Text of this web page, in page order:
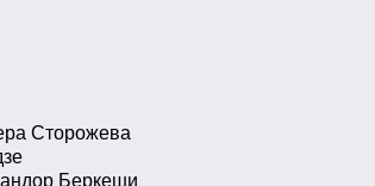
Сторожева
Беркеши